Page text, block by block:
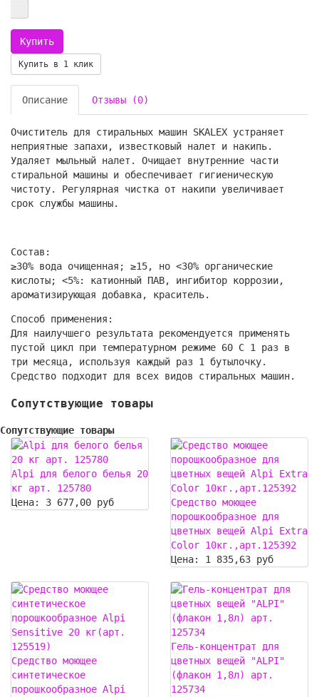
Купить в 1 клик
Описание Отзывы (0)
Очиститель для стиральных машин SKALEX устраняет
неприятные запахи, известковый налет и накипь.
Удаляет мыльный налет. Очищает внутренние части
стиральной машины и обеспечивает гигиеническую
чистоту. Регулярная чистка от накипи увеличивает
срок службы машины.
Состав:
≥30% вода очищенная; ≥15, но <30% органические
кислоты; <5%: катионный ПАВ, ингибитор коррозии,
ароматизирующая добавка, краситель.
Способ применения:
Для наилучшего результата рекомендуется применять
пустой цикл при температурном режиме 60 С 1 раз в
три месяца, используя каждый раз 1 бутылочку.
Средство подходит для всех видов стиральных машин.
Сопутствующие товары
Сопутствующие товары
Alpi для белого белья 20
кг арт. 125780
Цена: 3 677,00 руб
Средство моющее
порошкообразное для
цветных вещей Alpi Extra
Color 10кг.,арт.125392
Цена: 1 835,63 руб
Средство моющее
синтетическое
порошкообразное Alpi
Гель-концентрат для
цветных вещей "ALPI"
(флакон 1,8л) арт.
125734